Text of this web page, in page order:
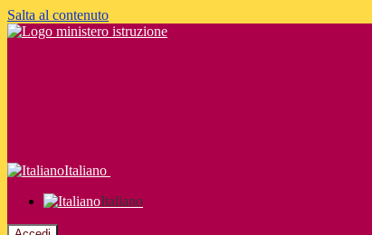
Salta al contenuto
Italiano
Italiano